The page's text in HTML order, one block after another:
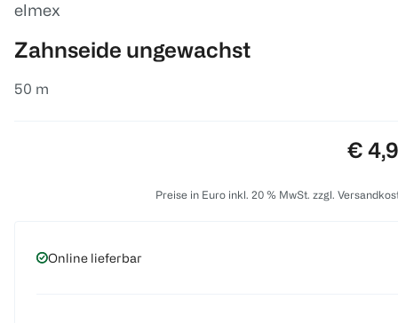
elmex
Zahnseide ungewachst
50 m
€
Preise in Euro inkl. 20 % MwSt. zzgl.
Online lieferbar